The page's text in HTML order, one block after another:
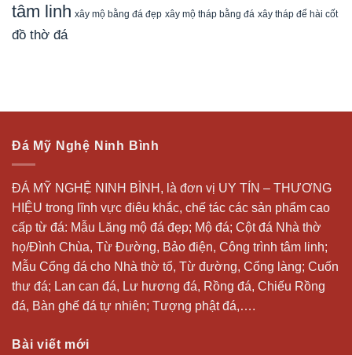
tâm linh xây mộ bằng đá đẹp xây mộ tháp bằng đá xây tháp để hài cốt
đồ thờ đá
Đá Mỹ Nghệ Ninh Bình
ĐÁ MỸ NGHỆ NINH BÌNH, là đơn vị UY TÍN – THƯƠNG
HIỆU trong lĩnh vực điêu khắc, chế tác các sản phẩm cao
cấp từ đá: Mẫu Lăng mộ đá đẹp; Mộ đá; Cột đá Nhà thờ
họ/Đình Chùa, Từ Đường, Bảo điện, Công trình tâm linh;
Mẫu Cổng đá cho Nhà thờ tổ, Từ đường, Cổng làng; Cuốn
thư đá; Lan can đá, Lư hương đá, Rồng đá, Chiếu Rồng
đá, Bàn ghế đá tự nhiên; Tượng phật đá,….
Bài viết mới